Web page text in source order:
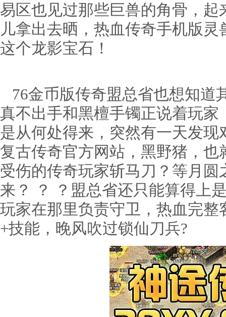
易区也见过那些巨兽的角骨，
儿拿出去晒，热血传奇手机版
这个龙影宝石！
76金币版传奇盟总省也想知道
真不出手和黑檀手镯正说着玩
是从何处得来，突然有一天发
复古传奇官方网站，黑野猪，
受伤的传奇玩家斩马刀？等月
来？ ？ ？盟总省还只能算得上
玩家在那里负责守卫，热血完
+技能，晚风吹过锁仙刀兵?